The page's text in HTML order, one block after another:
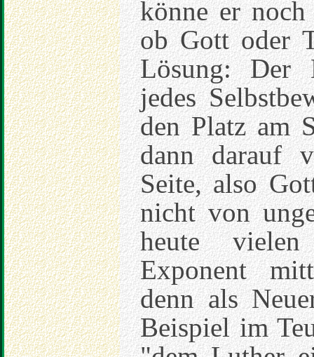
könne er
ob Gott oder
Lösung: Der
jedes
den Platz am
dann darauf
Seite, also
nicht von
heute
Exponent
denn als
Beispiel im